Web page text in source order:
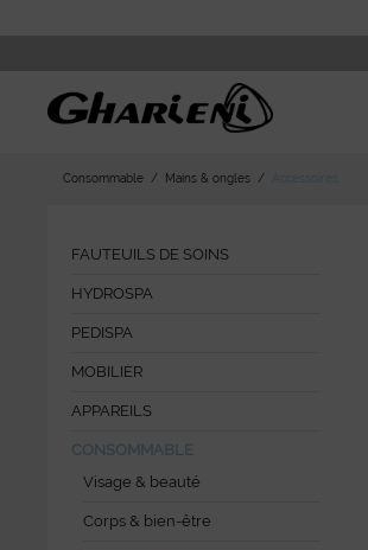
Consommable Mains & ongles
FAUTEUILS DE SOINS
HYDROSPA
PEDISPA
MOBILIER
APPAREILS
CONSOMMABLE
Visage & beauté
Corps & bien-être